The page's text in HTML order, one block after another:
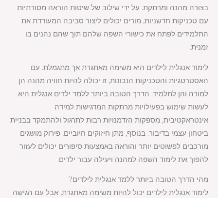
בצורה מהנה ומרתקת. על ידי שילוב של שיטות הוראה מסורתיות
עם טכניקות חדשניות, מורים יכולים ליצור סביבה המעודדת את
התלמידים לפתח את כישורי השפה שלהם תוך שהם נהנים בו
זמנית.
לימוד אנגלית לילדים היא משימה מאתגרת אך מתגמלת. עם
האסטרטגיות והטכניקות הנכונות, זו יכולה להיות חוויה מהנה הן
למורה והן לתלמיד. הדרך הטובה ביותר ללמד ילדים אנגלית היא
לעשות שימוש בפעילויות מרתקות המדגישות למידה
אינטראקטיבית, מספקות הזדמנויות רבות לתרגול ולהתמקד בבניית
ביטחון עצמי בדיבור. בנוסף, מתן חיזוקים חיוביים, פירוק מושגים
מורכבים לפשוטים יותר והוראה באמצעות סיפורים יכולים לעזור
להפוך את לימוד השפה למהנה ויעילה עבור ילדים.
מהי הדרך הטובה ביותר ללמד אנגלית לילדים?
לימוד אנגלית לילדים יכול להיות משימה מאתגרת, אבל עם הגישה